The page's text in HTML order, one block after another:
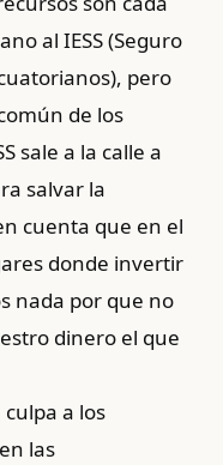
al IESS (Seguro
pero
de los
sale a la calle a
salvar la
cuenta que en el
donde invertir
nada por que no
dinero el que
a los
las